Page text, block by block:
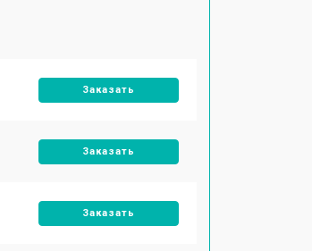
Заказать
Заказать
Заказать